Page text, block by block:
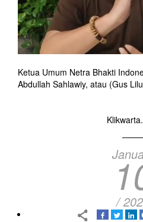
Ketua Umum Netra Bhakti
Abdullah Sahlawiy, atau (Gus
/